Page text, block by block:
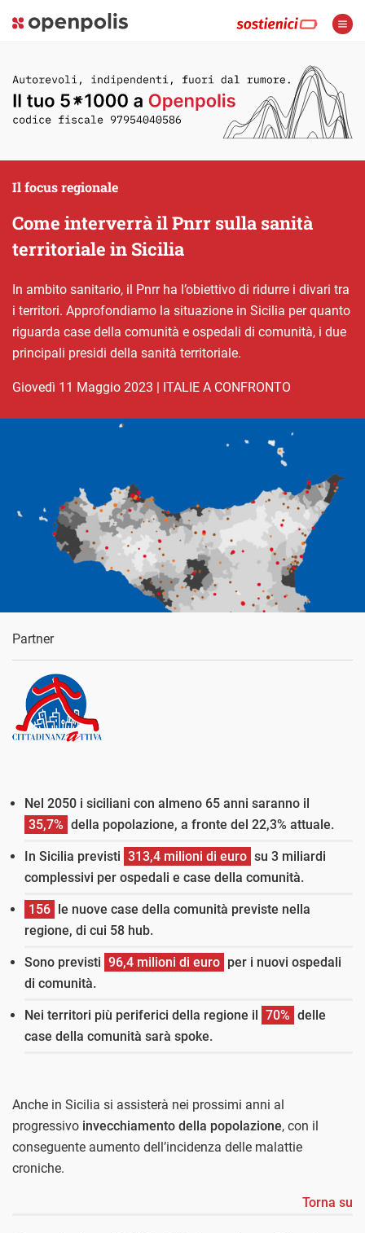
Come interverrà il Pnrr sulla sanità
territoriale in Sicilia
Il focus regionale
In ambito sanitario, il Pnrr ha l’obiettivo di ridurre i divari tra
i territori. Approfondiamo la situazione in Sicilia per quanto
riguarda case della comunità e ospedali di comunità, i due
principali presidi della sanità territoriale.
giovedì 11 Maggio 2023 | ITALIE A CONFRONTO
Partner
Nel 2050 i siciliani con almeno 65 anni saranno il
35,7% della popolazione, a fronte del 22,3% attuale.
In Sicilia previsti 313,4 milioni di euro su 3 miliardi
complessivi per ospedali e case della comunità.
156 le nuove case della comunità previste nella
regione, di cui 58 hub.
Sono previsti 96,4 milioni di euro per i nuovi ospedali
di comunità.
Nei territori più periferici della regione il 70% delle
case della comunità sarà spoke.
Anche in Sicilia si assisterà nei prossimi anni al
progressivo invecchiamento della popolazione, con il
conseguente aumento dell’incidenza delle malattie
croniche.
Torna su